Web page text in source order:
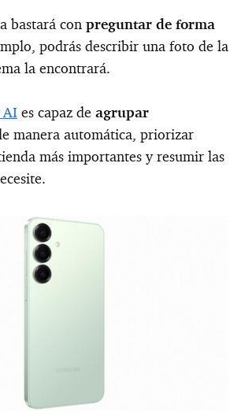
bastará con preguntar de forma
podrás describir una foto de la
la encontrará.
AI es capaz de agrupar
manera automática, priorizar
más importantes y resumir las